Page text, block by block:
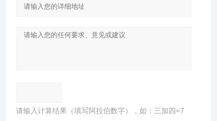
请输入计算结果（填写阿拉伯数字），如：三加四=7